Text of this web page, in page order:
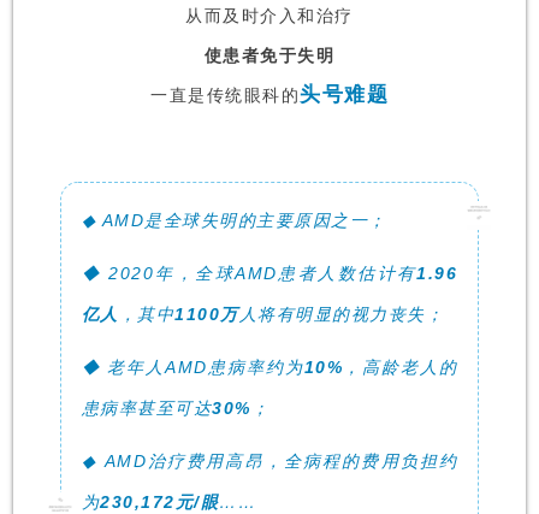
从而及时介入和治疗
使患者免于失明
一直是传统眼科的头号难题
◆ AMD是全球失明的主要原因之一；
◆ 2020年，全球AMD患者人数估计有1.96
亿人 ，其中1100万人将有明显的视力丧失；
◆ 老年人AMD患病率约为10% ，高龄老人的
患病率甚至可达30% ；
◆ AMD治疗费用高昂，全病程的费用负担约
为230,172元/眼……